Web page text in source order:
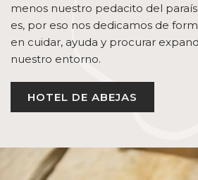
menos nuestro pedacito del
es, por eso nos dedicamos de
en cuidar, ayuda y procurar
nuestro entorno.
HOTEL DE ABEJAS